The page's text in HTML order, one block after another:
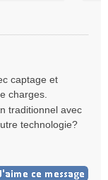
captage et
charges.
traditionnel avec
technologie?